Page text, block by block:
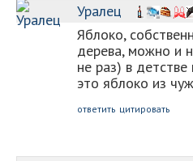
Уралец
Яблоко,
дерева, можно и
не раз) в
это яблоко из
ответить цитировать